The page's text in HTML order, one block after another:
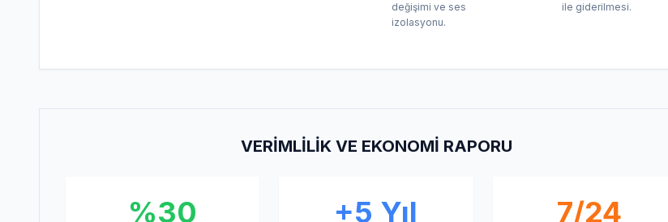
değişimi ve ses
izolasyonu.
ile giderilmesi.
VERIMLILIK VE EKONOMI RAPORU
%30 +5 Yıl 7/24